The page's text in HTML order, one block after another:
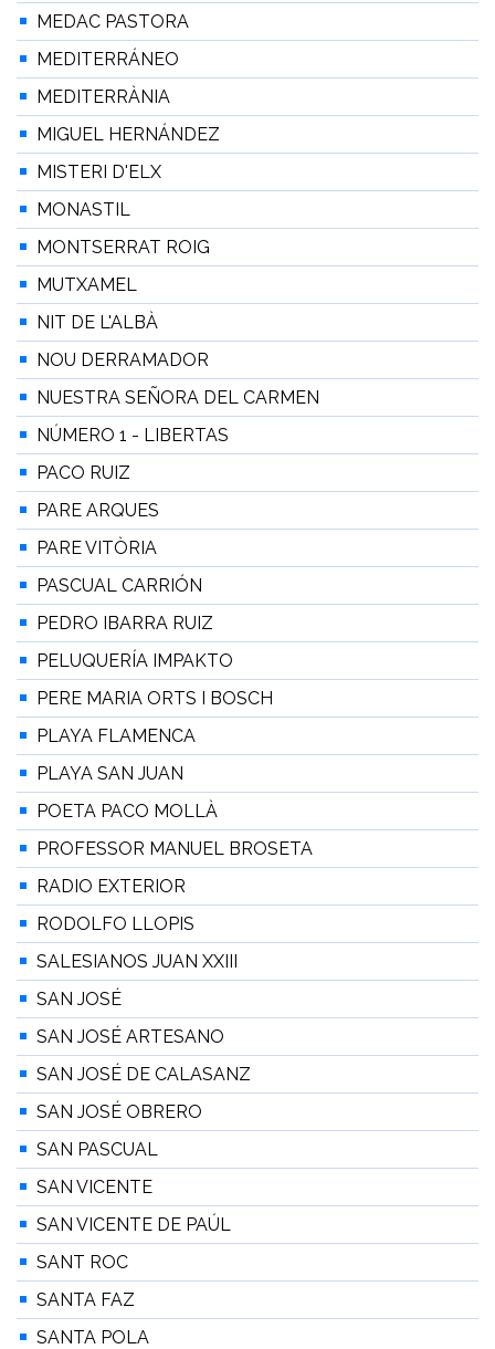
MEDAC PASTORA
MEDITERRÁNEO
MEDITERRÀNIA
MIGUEL HERNÁNDEZ
MISTERI D'ELX
MONASTIL
MONTSERRAT ROIG
MUTXAMEL
NIT DE L'ALBÀ
NOU DERRAMADOR
NUESTRA SEÑORA DEL CARMEN
NÚMERO 1 - LIBERTAS
PACO RUIZ
PARE ARQUES
PARE VITÒRIA
PASCUAL CARRIÓN
PEDRO IBARRA RUIZ
PELUQUERÍA IMPAKTO
PERE MARIA ORTS I BOSCH
PLAYA FLAMENCA
PLAYA SAN JUAN
POETA PACO MOLLÀ
PROFESSOR MANUEL BROSETA
RADIO EXTERIOR
RODOLFO LLOPIS
SALESIANOS JUAN XXIII
SAN JOSÉ
SAN JOSÉ ARTESANO
SAN JOSÉ DE CALASANZ
SAN JOSÉ OBRERO
SAN PASCUAL
SAN VICENTE
SAN VICENTE DE PAÚL
SANT ROC
SANTA FAZ
SANTA POLA